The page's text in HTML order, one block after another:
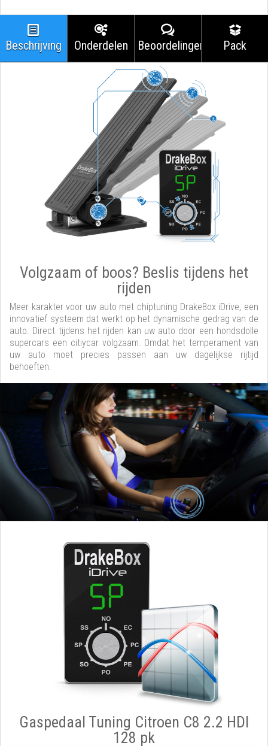
Beschrijving Onderdelen Beoordelingen Pack
Volgzaam of boos? Beslis tijdens het
rijden
Meer karakter voor uw auto met chiptuning DrakeBox iDrive, een
innovatief systeem dat werkt op het dynamische gedrag van de
auto. Direct tijdens het rijden kan uw auto door een hondsdolle
supercars een citiycar volgzaam. Omdat het temperament van
uw auto moet precies passen aan uw dagelijkse rijtijd
behoeften.
Gaspedaal Tuning Citroen C8 2.2 HDI
128 pk